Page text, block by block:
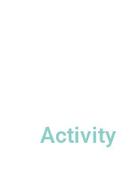
Activity